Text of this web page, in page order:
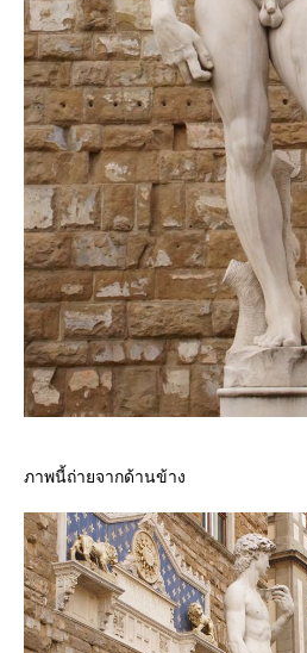
ภาพนี้ถ่ายจากด้านข้าง